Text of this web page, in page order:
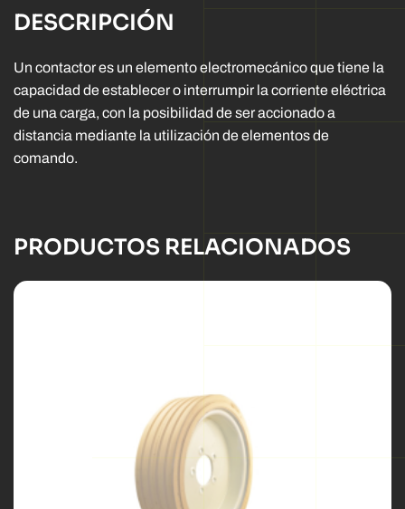
DESCRIPCIÓN
Un contactor es un elemento electromecánico que tiene la
capacidad de establecer o interrumpir la corriente eléctrica
de una carga, con la posibilidad de ser accionado a
distancia mediante la utilización de elementos de
comando.
PRODUCTOS RELACIONADOS